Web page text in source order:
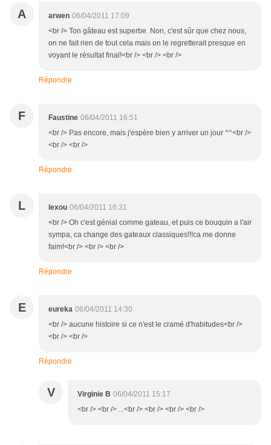
A arwen 06/04/2011 17:09
<br /> Ton gâteau est superbe. Non, c'est sûr que chez nous,
on ne fait rien de tout cela mais on le regretterait presque en
voyant le résultat final!<br /> <br /> <br />
Répondre
F Faustine 06/04/2011 16:51
<br /> Pas encore, mais j'espère bien y arriver un jour ^^<br />
<br /> <br />
Répondre
L lexou 06/04/2011 16:31
<br /> Oh c'est génial comme gateau, et puis ce bouquin a l'air
sympa, ca change des gateaux classiques!!!ca me donne
faim!<br /> <br /> <br />
Répondre
E eureka 06/04/2011 14:30
<br /> aucune histoire si ce n'est le cramé d'habitudes<br />
<br /> <br />
Répondre
V Virginie B 06/04/2011 15:17
<br /> <br /> ...<br /> <br /> <br /> <br />